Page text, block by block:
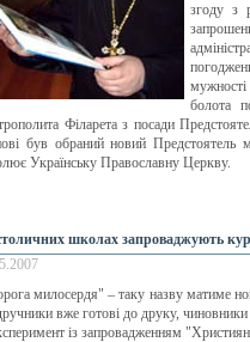
згоду з
болота
Філарета з посади
був обраний новий
Українську Православну Церкву.
школах запроваджують
милосердя" – таку назву матиме
вже готові до друку,
із запровадженням